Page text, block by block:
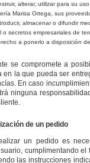
alterar, utilizar para su
Marisa Ortega, sus
almacenar o difundir
o secretos empresariales de
a ponerlo a disposición
se compromete a
en la que pueda ser
En caso
ninguna
de un pedido
un pedido es
cumplimentando
las instrucciones